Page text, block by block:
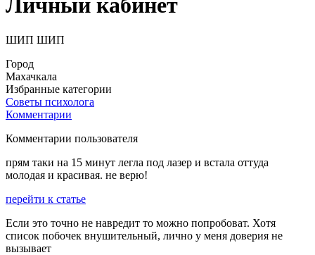
Личный кабинет
ШИП ШИП
Город
Махачкала
Избранные категории
Советы психолога
Комментарии
Комментарии пользователя
прям таки на 15 минут легла под лазер и встала оттуда
молодая и красивая. не верю!
перейти к статье
Если это точно не навредит то можно попробоват. Хотя
список побочек внушительный, лично у меня доверия не
вызывает